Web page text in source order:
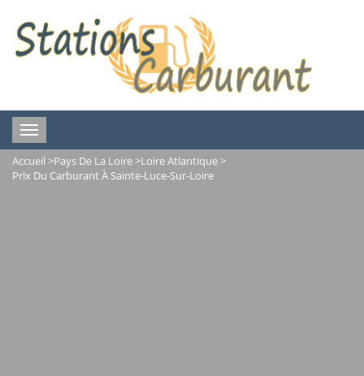
Toggle
navigation
Accueil >Pays De La Loire>Loire Atlantique>
Prix Du Carburant À Sainte-Luce-Sur-Loire